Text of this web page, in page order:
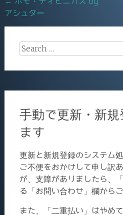
k
navigation
アシュター
Search
手動で更新・新規
ます
更新と新規登録のシステム
ご不便をおかけして申し訳
が、支障がありましたら、
る「お問い合わせ」欄から
また、「二重払い」はやめ